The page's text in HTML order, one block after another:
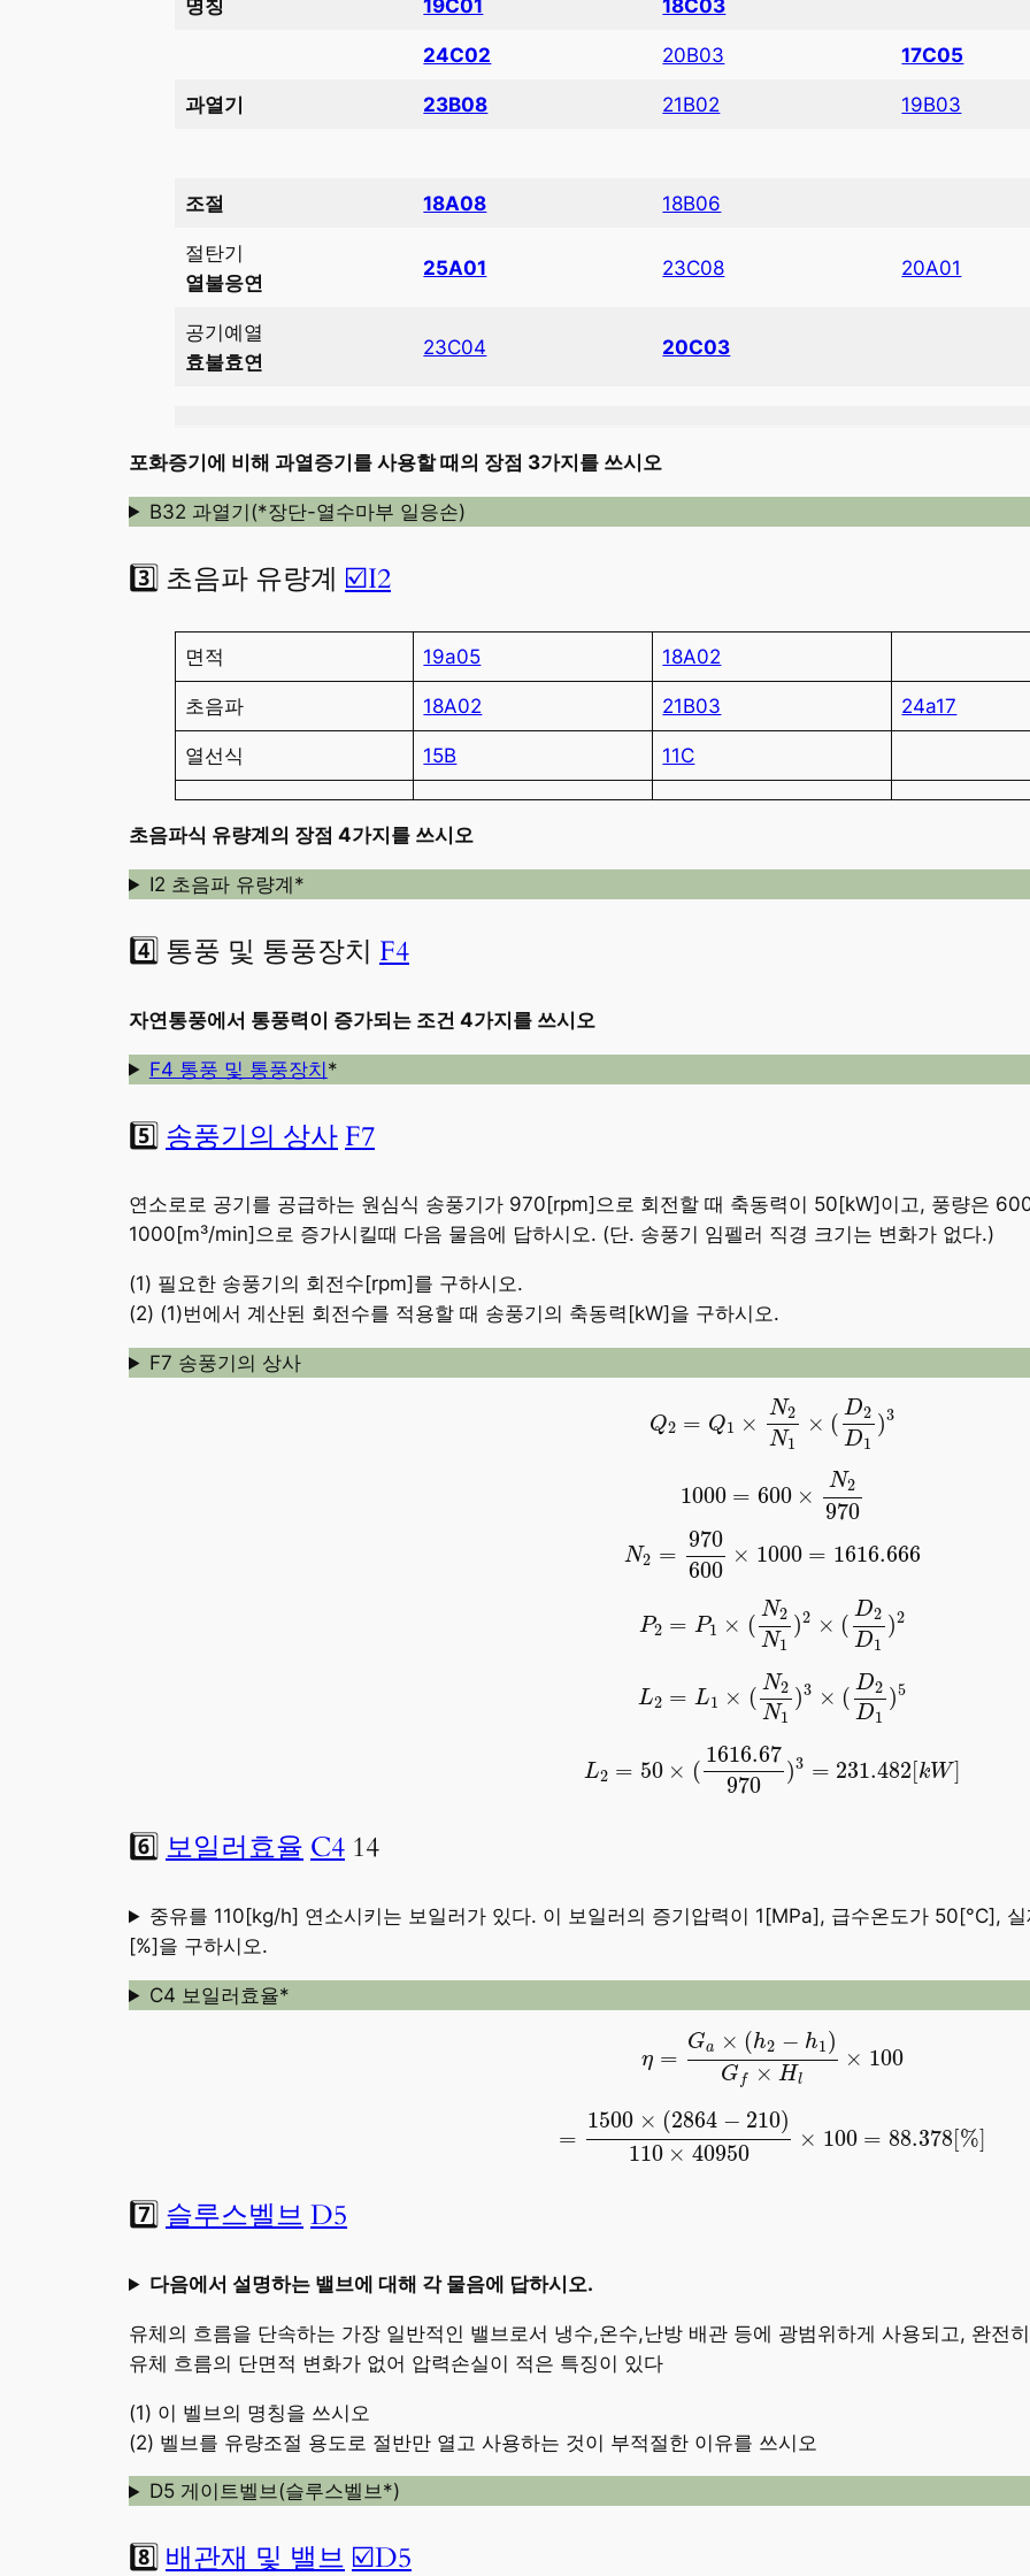
명칭 19C01 18C03
24C02 20B03 17C05
과열기 23B08 21B02 19B03
조절 18A08 18B06
절탄기
열불응연
25A01 23C08 20A01
공기예열
효불효연
23C04 20C03
포화증기에 비해 과열증기를 사용할 때의 장점 3가지를 쓰시오
B32 과열기(*장단-열수마부 일응손)
3️⃣ 초음파 유량계 ☑️I2
면적 19a05 18A02
초음파 18A02 21B03 24a17
열선식 15B 11C
초음파식 유량계의 장점 4가지를 쓰시오
I2 초음파 유량계*
4️⃣ 통풍 및 통풍장치 F4
자연통풍에서 통풍력이 증가되는 조건 4가지를 쓰시오
F4 통풍 및 통풍장치*
5️⃣ 송풍기의 상사 F7
연소로로 공기를 공급하는 원심식 송풍기가 970[rpm]으로 회전할 때 축동력이 50[kW]이고, 풍량은
1000[m³/min]으로 증가시킬때 다음 물음에 답하시오. (단. 송풍기 임펠러 직경 크기는 변화가 없다.)
(1) 필요한 송풍기의 회전수[rpm]를 구하시오.
(2) (1)번에서 계산된 회전수를 적용할 때 송풍기의 축동력[kW]을 구하시오.
F7 송풍기의 상사
Q2 = Q1 ×
N2
N1
× (
D2
D1
)3
N1 2D
1000 = 600 ×
N2
970
N2 =
970
600
× 1000 = 1616.666
600×
P2 = P1 × (
N2
N1
)2 × (
D2
D1
)2
N1 2D
L2 = L1 × (
N2
N1
)3 × (
D2
D1
)5
N1 D
L2 = 50 × (
1616.67
970
)3 = 231.482[kW]
1616.67 970
6️⃣ 보일러효율 C4 14
중유를 110[kg/h] 연소시키는 보일러가 있다. 이 보일러의 증기압력이 1[MPa], 급수온도가 50[°C],
[%]을 구하시오.
C4 보일러효율*
η =
Ga × (h2 − h1)
G f × Hl
× 100
a× h 2− G ×
=
1500 × (2864 − 210)
110 × 40950
× 100 = 88.378[%]
1500×(2864− 210)110
7️⃣ 슬루스벨브 D5
다음에서 설명하는 밸브에 대해 각 물음에 답하시오.
유체의 흐름을 단속하는 가장 일반적인 밸브로서 냉수,온수,난방 배관 등에 광범위하게 사용되고, 완전
유체 흐름의 단면적 변화가 없어 압력손실이 적은 특징이 있다
(1) 이 벨브의 명칭을 쓰시오
(2) 벨브를 유량조절 용도로 절반만 열고 사용하는 것이 부적절한 이유를 쓰시오
D5 게이트벨브(슬루스벨브*)
8️⃣ 배관재 및 밸브 ☑️D5